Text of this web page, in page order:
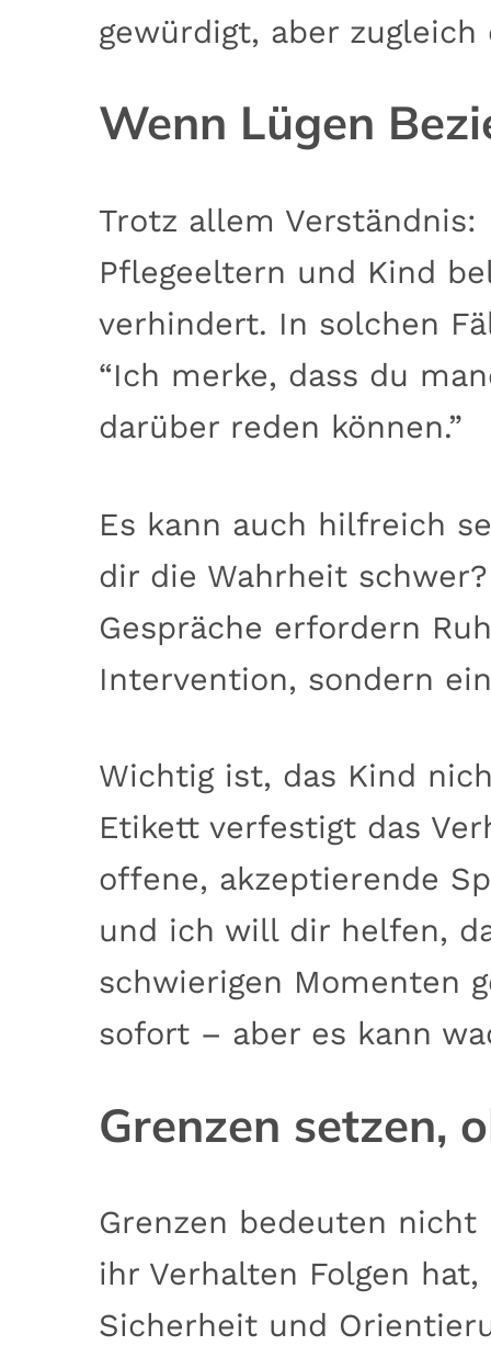
gewürdigt, aber
Wenn Lügen
Trotz allem Verständnis:
Pflegeeltern und Kind
verhindert. In solchen
“Ich merke, dass du
darüber reden können.”
Es kann auch hilfreich
dir die Wahrheit
Gespräche erfordern
Intervention, sondern
Wichtig ist, das Kind
Etikett verfestigt das
offene, akzeptierende
und ich will dir helfen,
schwierigen Momenten
sofort – aber es kann
Grenzen setzen,
Grenzen bedeuten nicht
ihr Verhalten Folgen
Sicherheit und